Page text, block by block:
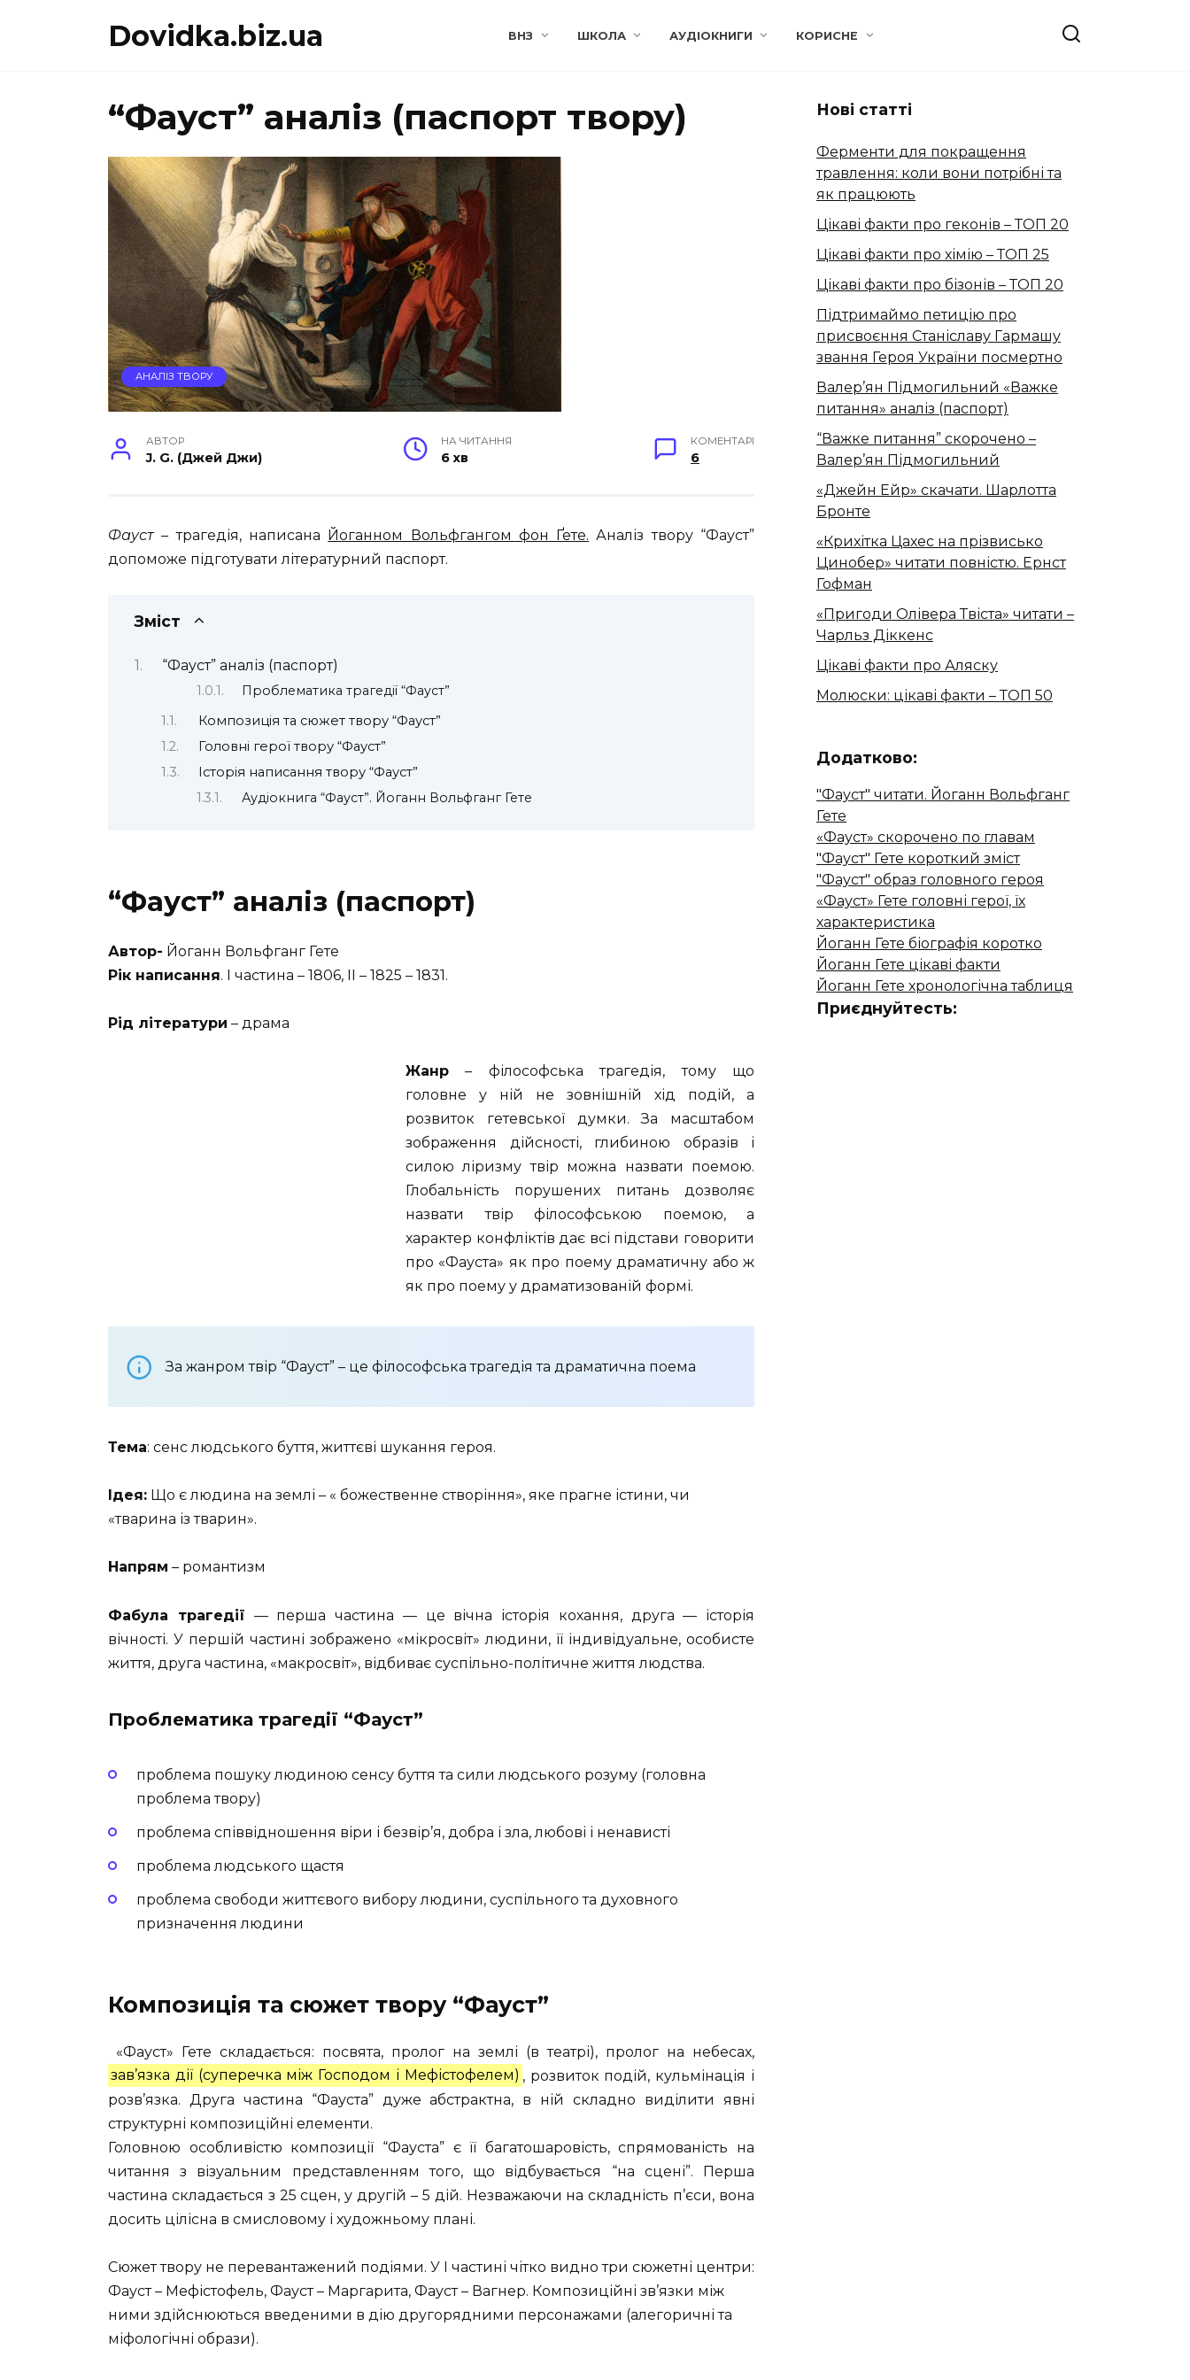
Dovidka.biz.ua ВНЗ ШКОЛА АУДІОКНИГИ КОРИСНЕ
“Фауст” аналіз (паспорт твору)
АНАЛІЗ ТВОРУ
АВТОР
J. G. (Джей Джи)
НА ЧИТАННЯ
6 хв
КОМЕНТАРІ
6
Фауст –трагедія, написана Йоганном Вольфгангом фон Ґете. Аналіз твору “Фауст”
допоможе підготувати літературний паспорт.
Зміст
“Фауст” аналіз (паспорт)
Проблематика трагедії “Фауст”
Композиція та сюжет твору “Фауст”
Головні герої твору “Фауст”
Історія написання твору “Фауст”
Аудіокнига “Фауст”. Йоганн Вольфганг Гете
“Фауст” аналіз (паспорт)
Автор- Йоганн Вольфганг Гете
Рік написання. І частина – 1806, ІІ – 1825 – 1831.
Рід літератури – драма
Жанр – філософська трагедія, тому що
головне у ній не зовнішній хід подій, а
розвиток гетевської думки. За масштабом
зображення дійсності, глибиною образів і
силою ліризму твір можна назвати поемою.
Глобальність порушених питань дозволяє
назвати твір філософською поемою, а
характер конфліктів дає всі підстави говорити
про «Фауста» як про поему драматичну або ж
як про поему у драматизованій формі.
За жанром твір “Фауст” – це філософська трагедія та драматична поема
Тема: сенс людського буття, життєві шукання героя.
Ідея: Що є людина на землі – « божественне створіння», яке прагне істини, чи
«тварина із тварин».
Напрям – романтизм
Фабула трагедії — перша частина — це вічна історія кохання, друга — історія
вічності. У першій частині зображено «мікросвіт» людини, її індивідуальне, особисте
життя, друга частина, «макросвіт», відбиває суспільно-політичне життя людства.
Проблематика трагедії “Фауст”
проблема пошуку людиною сенсу буття та сили людського розуму (головна
проблема твору)
проблема співвідношення віри і безвір’я, добра і зла, любові і ненависті
проблема людського щастя
проблема свободи життєвого вибору людини, суспільного та духовного
призначення людини
Композиція та сюжет твору “Фауст”
«Фауст» Гете складається: посвята, пролог на землі (в театрі), пролог на небесах,
зав’язка дії (суперечка між Господом і Мефістофелем) , розвиток подій, кульмінація і
розв’язка. Друга частина “Фауста” дуже абстрактна, в ній складно виділити явні
структурні композиційні елементи.
Головною особливістю композиції “Фауста” є її багатошаровість, спрямованість на
читання з візуальним представленням того, що відбувається “на сцені”. Перша
частина складається з 25 сцен, у другій – 5 дій. Незважаючи на складність п’єси, вона
досить цілісна в смисловому і художньому плані.
Сюжет твору не перевантажений подіями. У І частині чітко видно три сюжетні центри:
Фауст – Мефістофель, Фауст – Маргарита, Фауст – Вагнер. Композиційні зв’язки між
ними здійснюються введеними в дію другорядними персонажами (алегоричні та
міфологічні образи).
Нові статті
Ферменти для покращення
травлення: коли вони потрібні та
як працюють
Цікаві факти про геконів – ТОП 20
Цікаві факти про хімію – ТОП 25
Цікаві факти про бізонів – ТОП 20
Підтримаймо петицію про
присвоєння Станіславу Гармашу
звання Героя України посмертно
Валер’ян Підмогильний «Важке
питання» аналіз (паспорт)
“Важке питання” скорочено –
Валер’ян Підмогильний
«Джейн Ейр» скачати. Шарлотта
Бронте
«Крихітка Цахес на прізвисько
Цинобер» читати повністю. Ернст
Гофман
«Пригоди Олівера Твіста» читати –
Чарльз Діккенс
Цікаві факти про Аляску
Молюски: цікаві факти – ТОП 50
Додатково:
"Фауст" читати. Йоганн Вольфганг
Гете
«Фауст» скорочено по главам
"Фауст" Гете короткий зміст
"Фауст" образ головного героя
«Фауст» Гете головні герої, їх
характеристика
Йоганн Гете біографія коротко
Йоганн Гете цікаві факти
Йоганн Гете хронологічна таблиця
Приєднуйтесть: